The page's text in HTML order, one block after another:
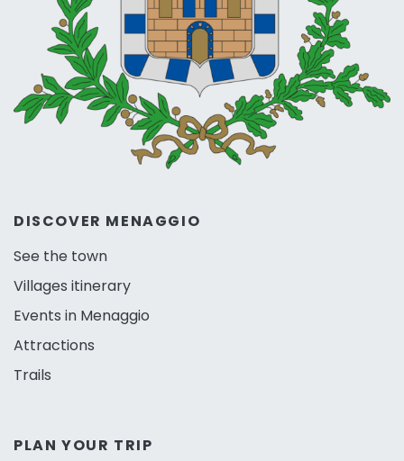
DISCOVER MENAGGIO
See the town
Villages itinerary
Events in Menaggio
Attractions
Trails
PLAN YOUR TRIP